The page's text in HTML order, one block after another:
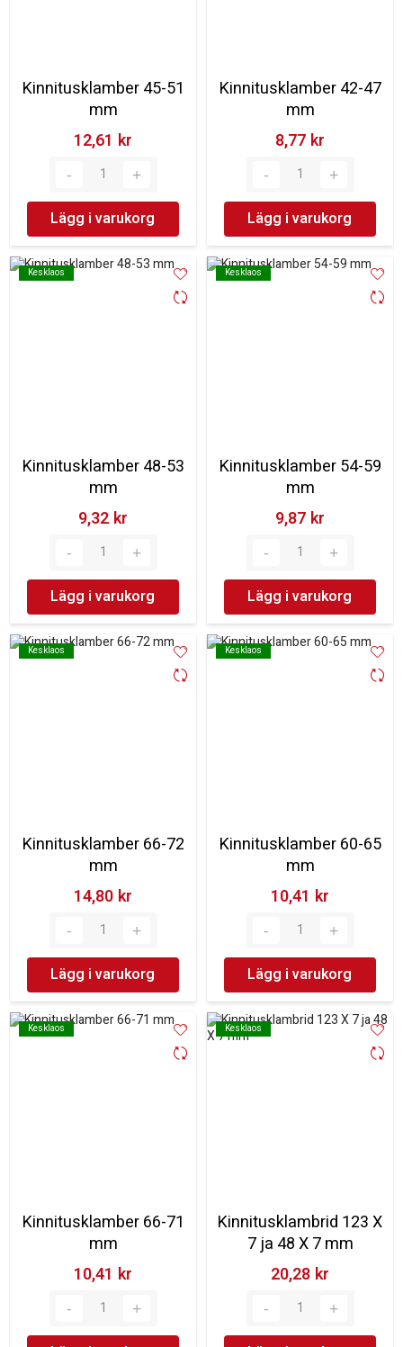
Kinnitusklamber 45-51
mm
12,61 kr‎
Lägg i varukorg
Kinnitusklamber 42-47
mm
8,77 kr‎
Lägg i varukorg
Kesklaos
Kesklaos
Kinnitusklamber 48-53
mm
9,32 kr‎
Lägg i varukorg
Kesklaos
Kesklaos
Kinnitusklamber 54-59
mm
9,87 kr‎
Lägg i varukorg
Kesklaos
Kesklaos
Kinnitusklamber 66-72
mm
14,80 kr‎
Lägg i varukorg
Kesklaos
Kesklaos
Kinnitusklamber 60-65
mm
10,41 kr‎
Lägg i varukorg
Kesklaos
Kesklaos
Kinnitusklamber 66-71
mm
10,41 kr‎
Kesklaos
Kesklaos
Kinnitusklambrid 123 X
7 ja 48 X 7 mm
20,28 kr‎